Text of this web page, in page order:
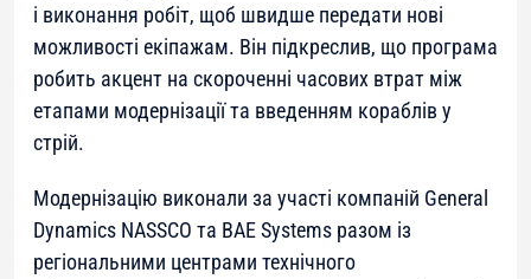
і виконання робіт, щоб швидше передати нові
можливості екіпажам. Він підкреслив, що програма
робить акцент на скороченні часових втрат між
етапами модернізації та введенням кораблів у
стрій.
Модернізацію виконали за участі компаній General
Dynamics NASSCO та BAE Systems разом із
регіональними центрами технічного